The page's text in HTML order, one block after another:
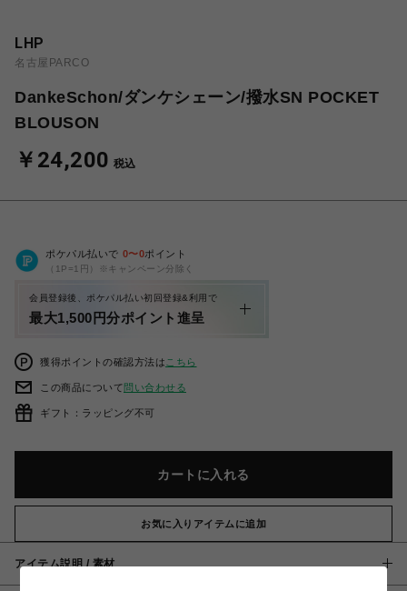
LHP
名古屋PARCO
DankeSchon/ダンケシェーン/撥水SN POCKET
BLOUSON
￥24,200 税込
ポケパル払いで 0〜0ポイント
（1P=1円）※キャンペーン分除く
会員登録後、ポケパル払い初回登録&利用で
最大1,500円分ポイント進呈
獲得ポイントの確認方法は こちら
この商品について問い合わせる
ギフト：ラッピング不可
カートに入れる
お気に入りアイテムに追加
アイテム説明 / 素材